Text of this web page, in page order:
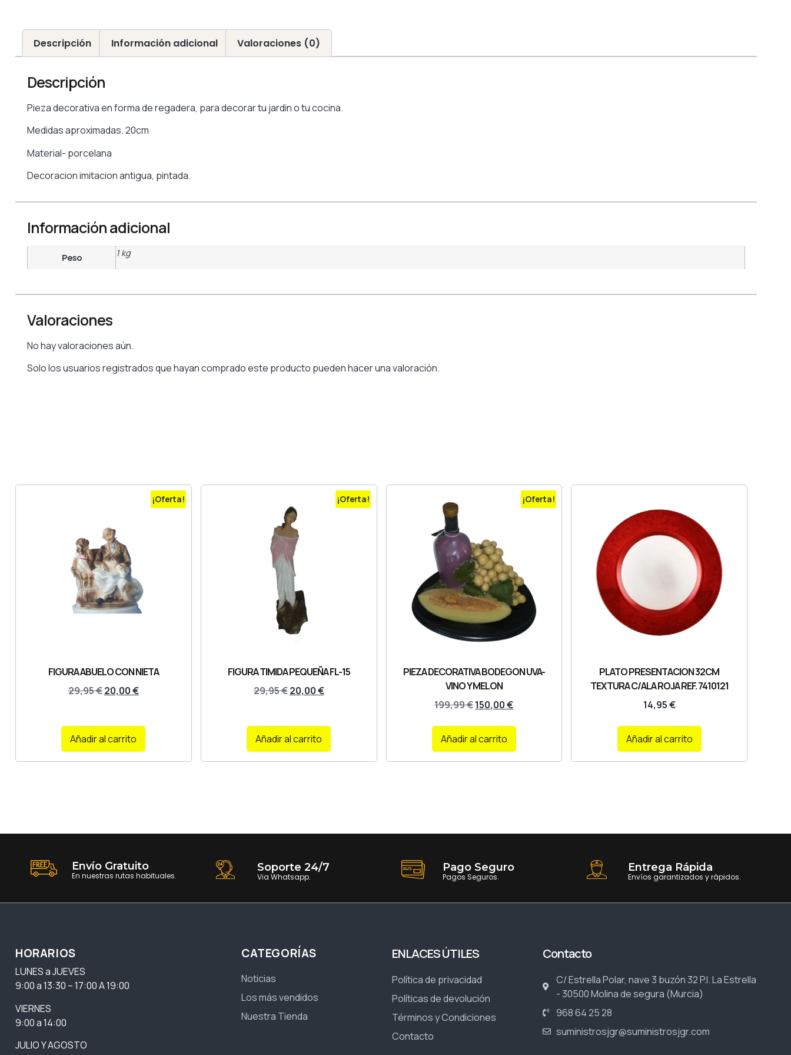
Descripción Información adicional Valoraciones (0)
Descripción
Pieza decorativa en forma de regadera, para decorar tu jardin o tu cocina.
Medidas aproximadas. 20cm
Material- porcelana
Decoracion imitacion antigua, pintada.
Información adicional
Peso 1 kg
Valoraciones
No hay valoraciones aún.
Solo los usuarios registrados que hayan comprado este producto pueden hacer una valoración.
¡Oferta!
FIGURA ABUELO CON NIETA
29,95€20,00€
Añadir al carrito
¡Oferta!
FIGURA TIMIDA PEQUEÑA FL-15
29,95€20,00€
Añadir al carrito
¡Oferta!
PIEZA DECORATIVA BODEGON UVA-
VINO Y MELON
199,99€150,00€
Añadir al carrito
PLATO PRESENTACION 32CM
TEXTURA C/ALA ROJA REF. 7410121
14,95€
Añadir al carrito
Envío Gratuito
En nuestras rutas habituales.
Soporte 24/7
Via Whatsapp.
Pago Seguro
Pagos Seguros.
Entrega Rápida
Envíos garantizados y rápidos.
HORARIOS
LUNES a JUEVES
9:00 a 13:30 – 17:00 A 19:00
VIERNES
9:00 a 14:00
JULIO Y AGOSTO
CATEGORÍAS
Noticias
Los más vendidos
Nuestra Tienda
ENLACES ÚTILES
Política de privacidad
Políticas de devolución
Términos y Condiciones
Contacto
Contacto
C/ Estrella Polar, nave 3 buzón 32 P.I. La Estrella
- 30500 Molina de segura (Murcia)
968 64 25 28
suministrosjgr@suministrosjgr.com